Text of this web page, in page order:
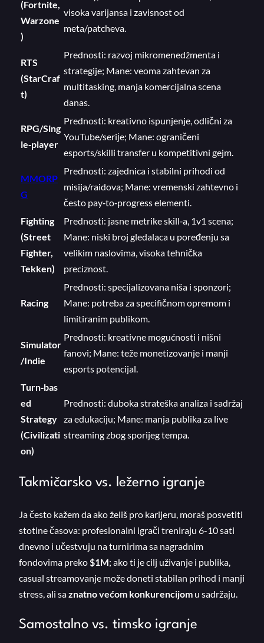
(Fortnite,
Warzone
)
visoka varijansa i zavisnost od
meta/patcheva.
RTS
(StarCraf
t)
Prednosti: razvoj mikromenedžmenta i
strategije; Mane: veoma zahtevan za
multitasking, manja komercijalna scena
danas.
RPG/Sing
le‑player
Prednosti: kreativno ispunjenje, odlični za
YouTube/seriјe; Mane: ograničeni
esports/skilli transfer u kompetitivni gejm.
MMORP
G
Prednosti: zajednica i stabilni prihodi od
misija/raidova; Mane: vremenski zahtevno i
često pay‑to‑progress elementi.
Fighting
(Street
Fighter,
Tekken)
Prednosti: jasne metrike skill‑a, 1v1 scena;
Mane: niski broj gledalaca u poređenju sa
velikim naslovima, visoka tehnička
preciznost.
Racing
Prednosti: specijalizovana niša i sponzori;
Mane: potreba za specifičnom opremom i
limitiranim publikom.
Simulator
/Indie
Prednosti: kreativne mogućnosti i nišni
fanovi; Mane: teže monetizovanje i manji
esports potencijal.
Turn‑bas
ed
Strategy
(Civilizati
on)
Prednosti: duboka strateška analiza i sadržaj
za edukaciju; Mane: manja publika za live
streaming zbog sporijeg tempa.
Takmičarsko vs. ležerno igranje
Ja često kažem da ako želiš pro karijeru, moraš posvetiti
stotine časova: profesionalni igrači treniraju 6-10 sati
dnevno i učestvuju na turnirima sa nagradnim
fondovima preko$1M; ako ti je cilj uživanje i publika,
casual streamovanje može doneti stabilan prihod i manji
stress, ali saznatno većom konkurencijom u sadržaju.
Samostalno vs. timsko igranje